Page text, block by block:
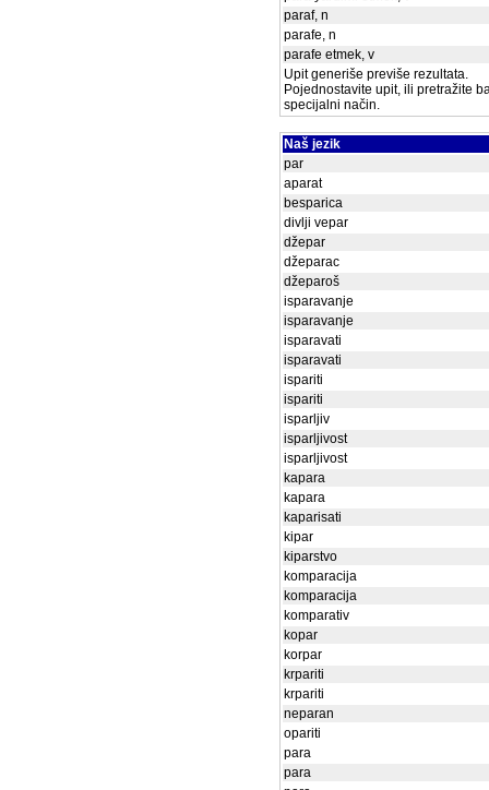
paraf, n
parafe, n
parafe etmek, v
Upit generiše previše rezultata.
Pojednostavite upit, ili pretražite
specijalni način.
Naš jezik
par
aparat
besparica
divlji vepar
džepar
džeparac
džeparoš
isparavanje
isparavanje
isparavati
isparavati
ispariti
ispariti
isparljiv
isparljivost
isparljivost
kapara
kapara
kaparisati
kipar
kiparstvo
komparacija
komparacija
komparativ
kopar
korpar
krpariti
krpariti
neparan
opariti
para
para